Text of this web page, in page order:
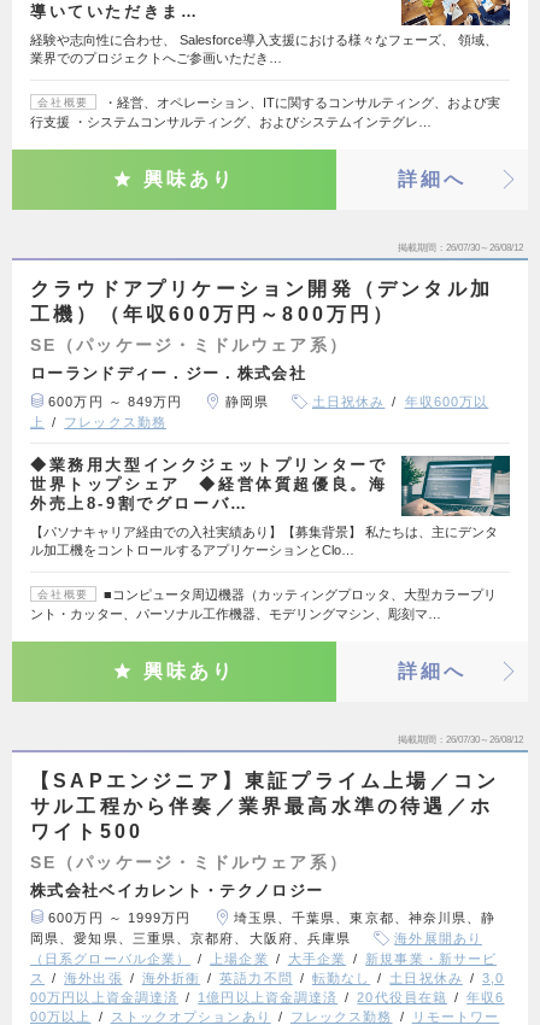
導いていただきま…
経験や志向性に合わせ、 Salesforce導入支援における様々なフェーズ、 領域、
業界でのプロジェクトへご参画いただき…
会社概要
・経営、オペレーション、ITに関するコンサルティング、および実
行支援 ・システムコンサルティング、およびシステムインテグレ…
興味あり 詳細へ
掲載期間 26/07/30～26/08/12
クラウドアプリケーション開発（デンタル加
工機）（年収600万円～800万円）
SE（パッケージ・ミドルウェア系）
ローランドディー．ジー．株式会社
600万円 ～ 849万円 静岡県 土日祝休み
年収600万以
上
フレックス勤務
◆業務用大型インクジェットプリンターで
世界トップシェア ◆経営体質超優良。海
外売上8-9割でグローバ…
【パソナキャリア経由での入社実績あり】【募集背景】 私たちは、主にデンタ
ル加工機をコントロールするアプリケーションとClo…
会社概要
■コンピュータ周辺機器（カッティングプロッタ、大型カラープリ
ント・カッター、パーソナル工作機器、モデリングマシン、彫刻マ…
興味あり 詳細へ
掲載期間 26/07/30～26/08/12
【SAPエンジニア】東証プライム上場／コン
サル工程から伴奏／業界最高水準の待遇／ホ
ワイト500
SE（パッケージ・ミドルウェア系）
株式会社ベイカレント・テクノロジー
600万円 ～ 1999万円
埼玉県、千葉県、東京都、神奈川県、静
岡県、愛知県、三重県、京都府、大阪府、兵庫県
海外展開あり
（日系グローバル企業）
上場企業 大手企業
新規事業・新サービ
ス
海外出張 海外折衝 英語力不問 転勤なし 土日祝休み
3,0
00万円以上資金調達済
1億円以上資金調達済 20代役員在籍
年収6
00万以上
ストックオプションあり フレックス勤務
リモートワー